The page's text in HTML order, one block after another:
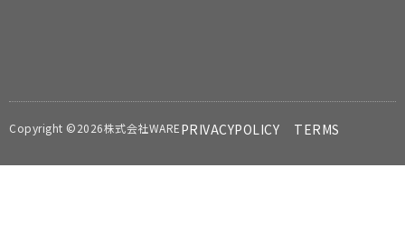
Copyright ©2026株式会社WAREPRIVACYPOLICY TERMS